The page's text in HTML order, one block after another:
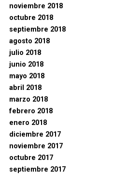
noviembre 2018
octubre 2018
septiembre 2018
agosto 2018
julio 2018
junio 2018
mayo 2018
abril 2018
marzo 2018
febrero 2018
enero 2018
diciembre 2017
noviembre 2017
octubre 2017
septiembre 2017